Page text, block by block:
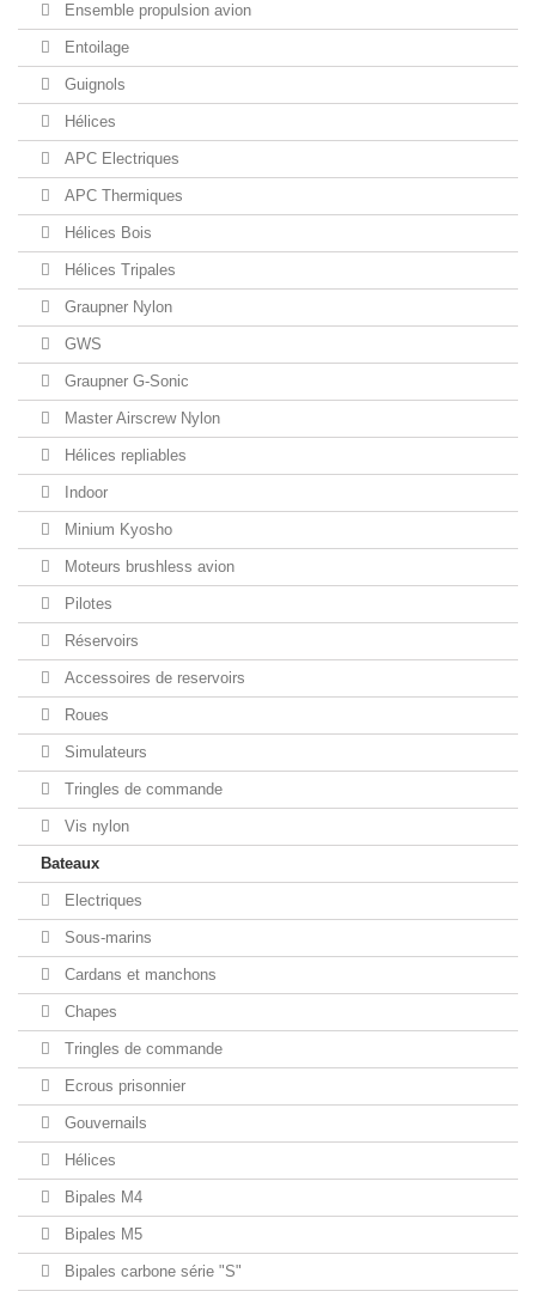
Ensemble propulsion avion
Entoilage
Guignols
Hélices
APC Electriques
APC Thermiques
Hélices Bois
Hélices Tripales
Graupner Nylon
GWS
Graupner G-Sonic
Master Airscrew Nylon
Hélices repliables
Indoor
Minium Kyosho
Moteurs brushless avion
Pilotes
Réservoirs
Accessoires de reservoirs
Roues
Simulateurs
Tringles de commande
Vis nylon
Bateaux
Electriques
Sous-marins
Cardans et manchons
Chapes
Tringles de commande
Ecrous prisonnier
Gouvernails
Hélices
Bipales M4
Bipales M5
Bipales carbone série "S"